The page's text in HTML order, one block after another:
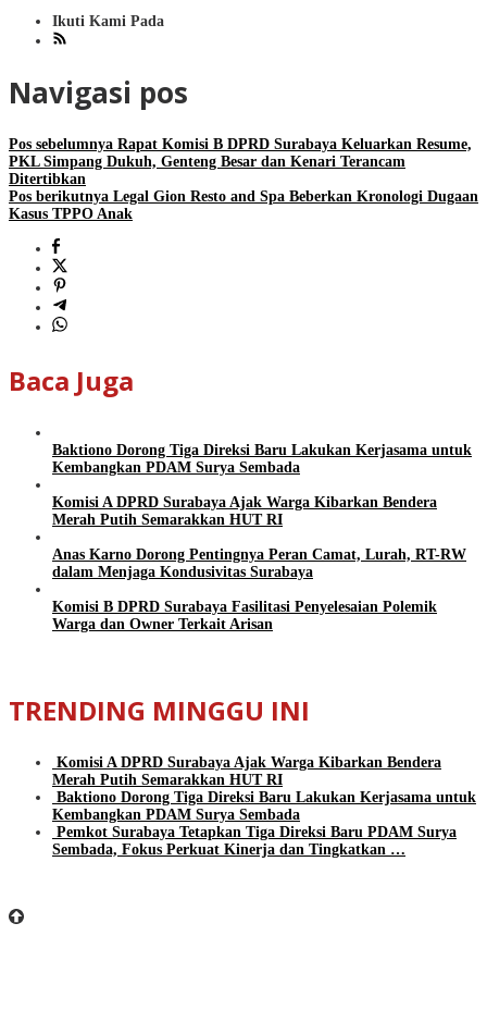
Ikuti Kami Pada
Navigasi pos
Pos sebelumnya Rapat Komisi B DPRD Surabaya Keluarkan Resume,
PKL Simpang Dukuh, Genteng Besar dan Kenari Terancam
Ditertibkan
Pos berikutnya Legal Gion Resto and Spa Beberkan Kronologi Dugaan
Kasus TPPO Anak
Baca Juga
Baktiono Dorong Tiga Direksi Baru Lakukan Kerjasama untuk
Kembangkan PDAM Surya Sembada
Komisi A DPRD Surabaya Ajak Warga Kibarkan Bendera
Merah Putih Semarakkan HUT RI
Anas Karno Dorong Pentingnya Peran Camat, Lurah, RT-RW
dalam Menjaga Kondusivitas Surabaya
Komisi B DPRD Surabaya Fasilitasi Penyelesaian Polemik
Warga dan Owner Terkait Arisan
TRENDING MINGGU INI
Komisi A DPRD Surabaya Ajak Warga Kibarkan Bendera
Merah Putih Semarakkan HUT RI
Baktiono Dorong Tiga Direksi Baru Lakukan Kerjasama untuk
Kembangkan PDAM Surya Sembada
Pemkot Surabaya Tetapkan Tiga Direksi Baru PDAM Surya
Sembada, Fokus Perkuat Kinerja dan Tingkatkan …